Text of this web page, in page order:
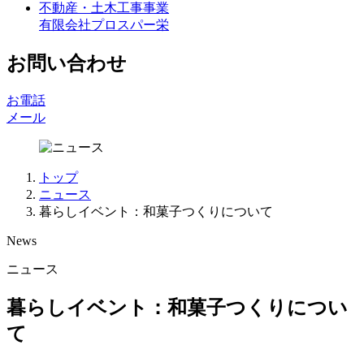
不動産・土木工事事業
有限会社プロスパー栄
お問い合わせ
お電話
メール
トップ
ニュース
暮らしイベント：和菓子つくりについて
News
ニュース
暮らしイベント：和菓子つくりについ
て